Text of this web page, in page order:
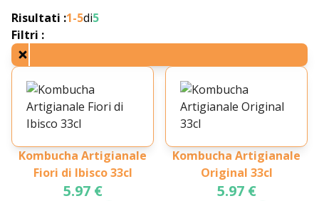
Risultati :1-5di5
Filtri :
Kombucha Artigianale
Fiori di Ibisco 33cl
5.97 €
Kombucha Artigianale
Original 33cl
5.97 €